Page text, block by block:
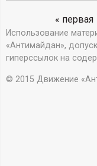
ф
о
С
т
р
« первая
Использование
«Антимайдан»,
гиперссылок на
© 2015 Движение